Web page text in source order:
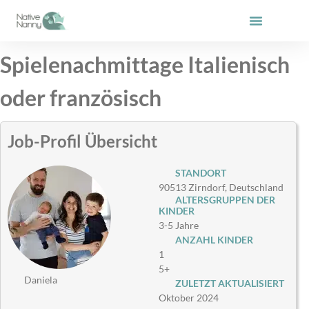
Inhalt
Spielenachmittage Italienisch
oder französisch
Job-Profil Übersicht
Daniela
STANDORT
90513 Zirndorf, Deutschland
ALTERSGRUPPEN DER
KINDER
3-5 Jahre
ANZAHL KINDER
1
5+
ZULETZT AKTUALISIERT
Oktober 2024